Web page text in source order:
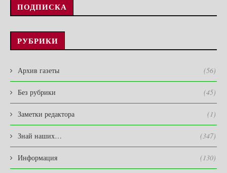
ПОДПИСКА
РУБРИКИ
Архив газеты (56)
Без рубрики (45)
Заметки редактора (1)
Знай наших… (347)
Информация (130)